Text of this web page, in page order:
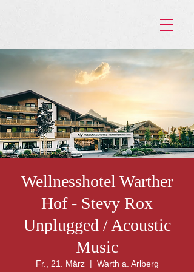
Wellnesshotel Warther
Hof - Stevy Rox
Unplugged / Acoustic
Music
Fr., 21. März
  |
Warth a. Arlberg